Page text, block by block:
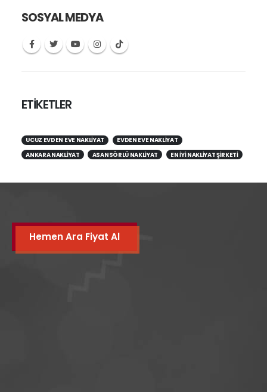
SOSYAL MEDYA
ETİKETLER
UCUZ EVDEN EVE NAKLIYAT
EVDEN EVE NAKLIYAT
ANKARA NAKLIYAT
ASANSÖRLÜ NAKLIYAT EN IYI NAKLIYAT ŞIRKETI
Hemen Ara Fiyat Al